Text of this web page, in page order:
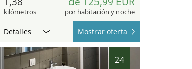
kilómetros por habitación y noche
Detalles Mostrar oferta
24